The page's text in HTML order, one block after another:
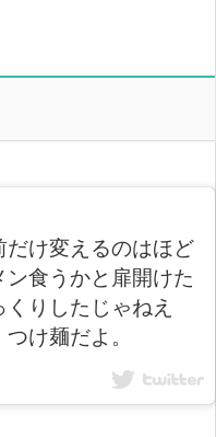
け変えるのはほど
食うかと扉開けた
りしたじゃねえ
け麺だよ。